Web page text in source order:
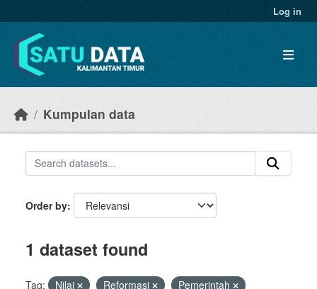
Log in
Kumpulan data
Order by
1 dataset found
Tag: Nilai Reformasi
Pemerintah